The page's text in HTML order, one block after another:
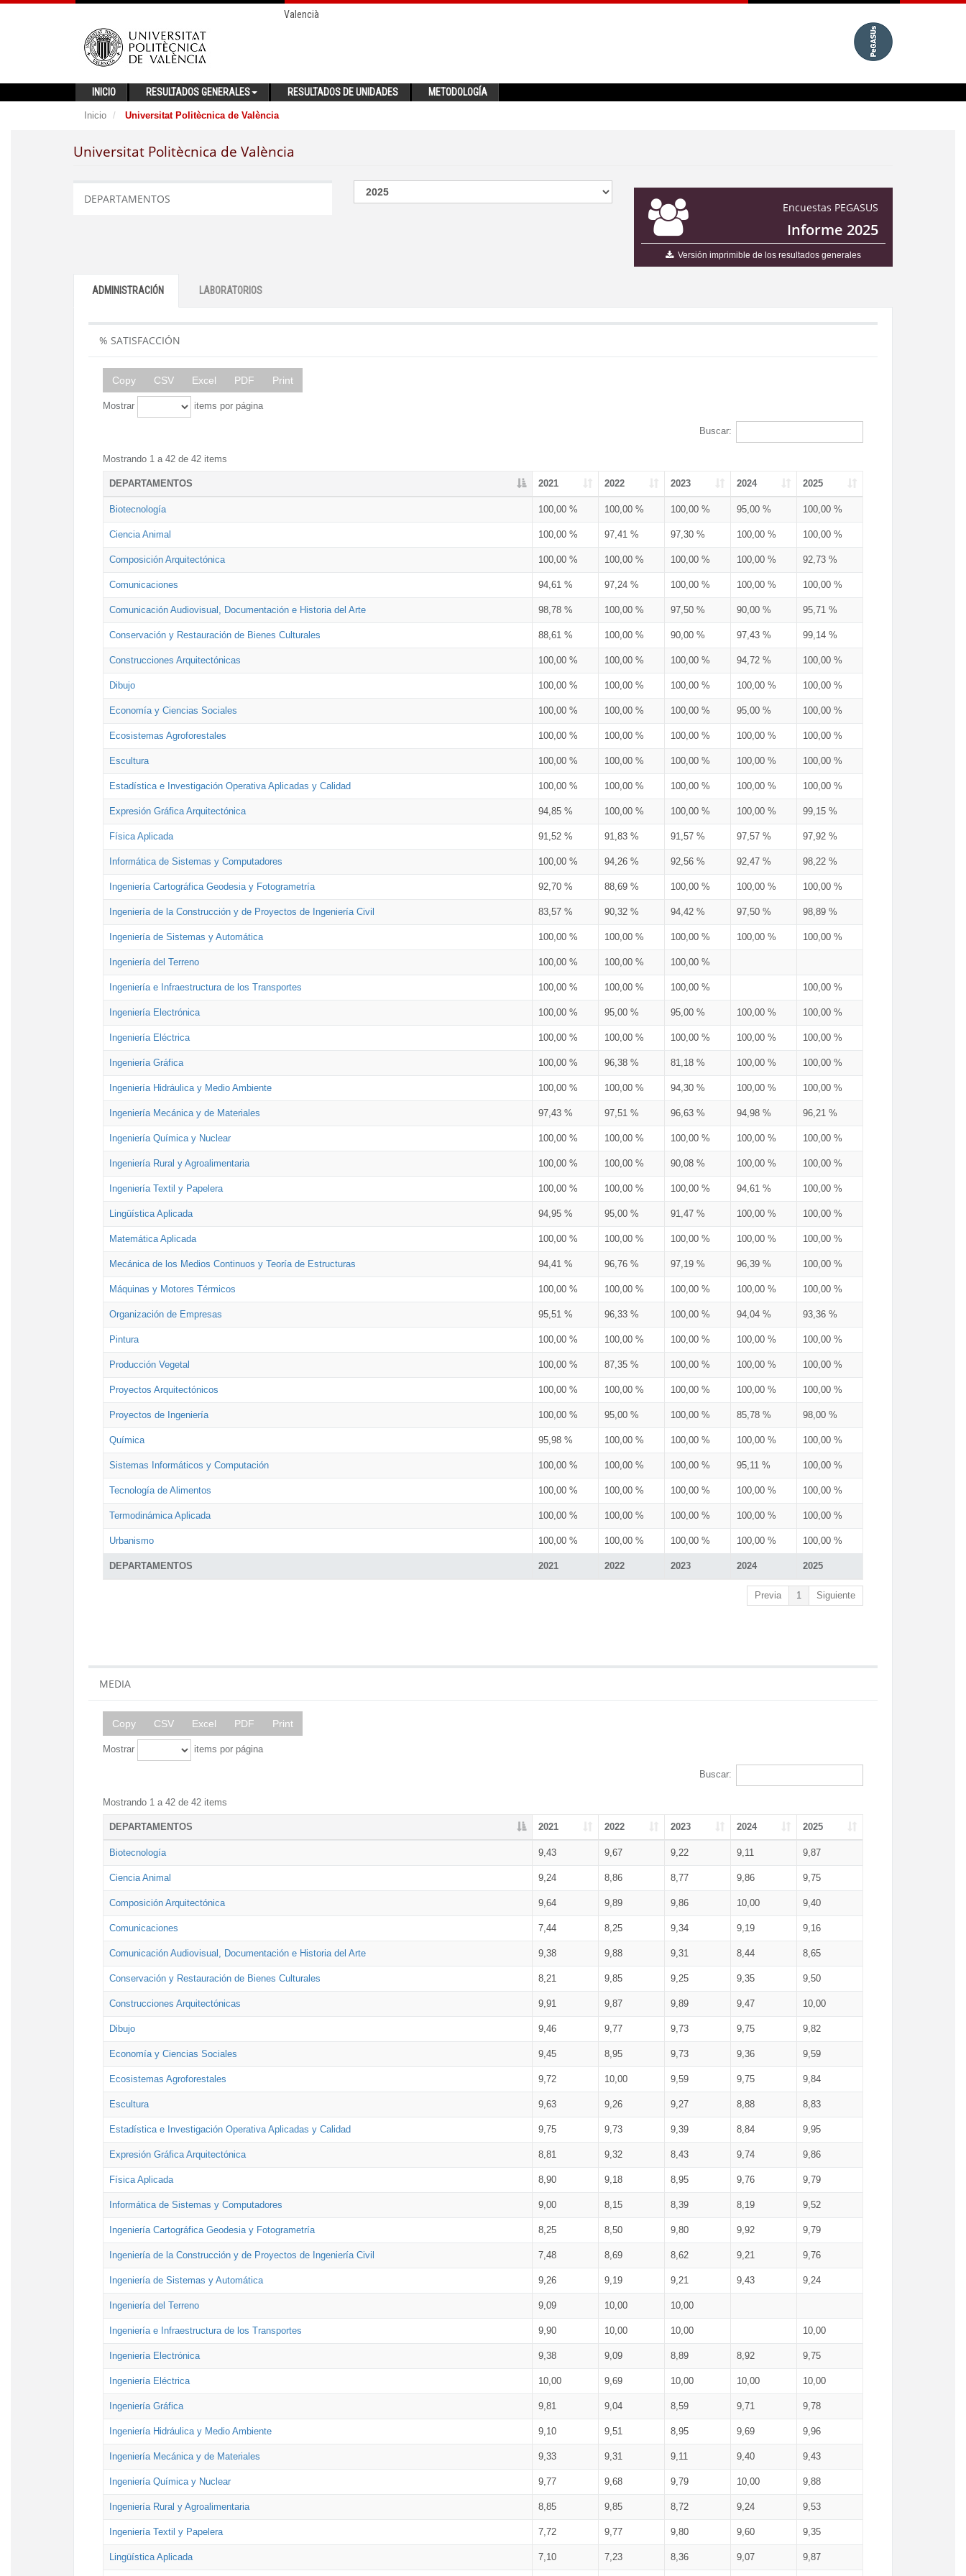
Valencià
INICIO RESULTADOS GENERALES RESULTADOS DE UNIDADES METODOLOGÍA
Inicio Universitat Politècnica de València
Universitat Politècnica de València
Encuestas PEGASUS
Informe 2025
Versión imprimible de los resultados generales
DEPARTAMENTOS
ADMINISTRACIÓN LABORATORIOS
% SATISFACCIÓN
Copy CSV Excel PDF Print
Mostrar items por página
Buscar:
Mostrando 1 a 42 de 42 items
DEPARTAMENTOS 2021 2022 2023 2024 2025
DEPARTAMENTOS 2021 2022 2023 2024 2025
Biotecnología 100,00 % 100,00 % 100,00 % 95,00 % 100,00 %
Ciencia Animal 100,00 % 97,41 % 97,30 % 100,00 % 100,00 %
Composición Arquitectónica 100,00 % 100,00 % 100,00 % 100,00 % 92,73 %
Comunicaciones 94,61 % 97,24 % 100,00 % 100,00 % 100,00 %
Comunicación Audiovisual, Documentación e Historia del Arte 98,78 % 100,00 % 97,50 % 90,00 % 95,71 %
Conservación y Restauración de Bienes Culturales 88,61 % 100,00 % 90,00 % 97,43 % 99,14 %
Construcciones Arquitectónicas 100,00 % 100,00 % 100,00 % 94,72 % 100,00 %
Dibujo 100,00 % 100,00 % 100,00 % 100,00 % 100,00 %
Economía y Ciencias Sociales 100,00 % 100,00 % 100,00 % 95,00 % 100,00 %
Ecosistemas Agroforestales 100,00 % 100,00 % 100,00 % 100,00 % 100,00 %
Escultura 100,00 % 100,00 % 100,00 % 100,00 % 100,00 %
Estadística e Investigación Operativa Aplicadas y Calidad 100,00 % 100,00 % 100,00 % 100,00 % 100,00 %
Expresión Gráfica Arquitectónica 94,85 % 100,00 % 100,00 % 100,00 % 99,15 %
Física Aplicada 91,52 % 91,83 % 91,57 % 97,57 % 97,92 %
Informática de Sistemas y Computadores 100,00 % 94,26 % 92,56 % 92,47 % 98,22 %
Ingeniería Cartográfica Geodesia y Fotogrametría 92,70 % 88,69 % 100,00 % 100,00 % 100,00 %
Ingeniería de la Construcción y de Proyectos de Ingeniería Civil 83,57 % 90,32 % 94,42 % 97,50 % 98,89 %
Ingeniería de Sistemas y Automática 100,00 % 100,00 % 100,00 % 100,00 % 100,00 %
Ingeniería del Terreno 100,00 % 100,00 % 100,00 %
Ingeniería e Infraestructura de los Transportes 100,00 % 100,00 % 100,00 % 100,00 %
Ingeniería Electrónica 100,00 % 95,00 % 95,00 % 100,00 % 100,00 %
Ingeniería Eléctrica 100,00 % 100,00 % 100,00 % 100,00 % 100,00 %
Ingeniería Gráfica 100,00 % 96,38 % 81,18 % 100,00 % 100,00 %
Ingeniería Hidráulica y Medio Ambiente 100,00 % 100,00 % 94,30 % 100,00 % 100,00 %
Ingeniería Mecánica y de Materiales 97,43 % 97,51 % 96,63 % 94,98 % 96,21 %
Ingeniería Química y Nuclear 100,00 % 100,00 % 100,00 % 100,00 % 100,00 %
Ingeniería Rural y Agroalimentaria 100,00 % 100,00 % 90,08 % 100,00 % 100,00 %
Ingeniería Textil y Papelera 100,00 % 100,00 % 100,00 % 94,61 % 100,00 %
Lingüística Aplicada 94,95 % 95,00 % 91,47 % 100,00 % 100,00 %
Matemática Aplicada 100,00 % 100,00 % 100,00 % 100,00 % 100,00 %
Mecánica de los Medios Continuos y Teoría de Estructuras 94,41 % 96,76 % 97,19 % 96,39 % 100,00 %
Máquinas y Motores Térmicos 100,00 % 100,00 % 100,00 % 100,00 % 100,00 %
Organización de Empresas 95,51 % 96,33 % 100,00 % 94,04 % 93,36 %
Pintura 100,00 % 100,00 % 100,00 % 100,00 % 100,00 %
Producción Vegetal 100,00 % 87,35 % 100,00 % 100,00 % 100,00 %
Proyectos Arquitectónicos 100,00 % 100,00 % 100,00 % 100,00 % 100,00 %
Proyectos de Ingeniería 100,00 % 95,00 % 100,00 % 85,78 % 98,00 %
Química 95,98 % 100,00 % 100,00 % 100,00 % 100,00 %
Sistemas Informáticos y Computación 100,00 % 100,00 % 100,00 % 95,11 % 100,00 %
Tecnología de Alimentos 100,00 % 100,00 % 100,00 % 100,00 % 100,00 %
Termodinámica Aplicada 100,00 % 100,00 % 100,00 % 100,00 % 100,00 %
Urbanismo 100,00 % 100,00 % 100,00 % 100,00 % 100,00 %
Previa 1 Siguiente
MEDIA
Copy CSV Excel PDF Print
Mostrar items por página
Buscar:
Mostrando 1 a 42 de 42 items
DEPARTAMENTOS 2021 2022 2023 2024 2025
Biotecnología 9,43 9,67 9,22 9,11 9,87
Ciencia Animal 9,24 8,86 8,77 9,86 9,75
Composición Arquitectónica 9,64 9,89 9,86 10,00 9,40
Comunicaciones 7,44 8,25 9,34 9,19 9,16
Comunicación Audiovisual, Documentación e Historia del Arte 9,38 9,88 9,31 8,44 8,65
Conservación y Restauración de Bienes Culturales 8,21 9,85 9,25 9,35 9,50
Construcciones Arquitectónicas 9,91 9,87 9,89 9,47 10,00
Dibujo 9,46 9,77 9,73 9,75 9,82
Economía y Ciencias Sociales 9,45 8,95 9,73 9,36 9,59
Ecosistemas Agroforestales 9,72 10,00 9,59 9,75 9,84
Escultura 9,63 9,26 9,27 8,88 8,83
Estadística e Investigación Operativa Aplicadas y Calidad 9,75 9,73 9,39 8,84 9,95
Expresión Gráfica Arquitectónica 8,81 9,32 8,43 9,74 9,86
Física Aplicada 8,90 9,18 8,95 9,76 9,79
Informática de Sistemas y Computadores 9,00 8,15 8,39 8,19 9,52
Ingeniería Cartográfica Geodesia y Fotogrametría 8,25 8,50 9,80 9,92 9,79
Ingeniería de la Construcción y de Proyectos de Ingeniería Civil 7,48 8,69 8,62 9,21 9,76
Ingeniería de Sistemas y Automática 9,26 9,19 9,21 9,43 9,24
Ingeniería del Terreno 9,09 10,00 10,00
Ingeniería e Infraestructura de los Transportes 9,90 10,00 10,00 10,00
Ingeniería Electrónica 9,38 9,09 8,89 8,92 9,75
Ingeniería Eléctrica 10,00 9,69 10,00 10,00 10,00
Ingeniería Gráfica 9,81 9,04 8,59 9,71 9,78
Ingeniería Hidráulica y Medio Ambiente 9,10 9,51 8,95 9,69 9,96
Ingeniería Mecánica y de Materiales 9,33 9,31 9,11 9,40 9,43
Ingeniería Química y Nuclear 9,77 9,68 9,79 10,00 9,88
Ingeniería Rural y Agroalimentaria 8,85 9,85 8,72 9,24 9,53
Ingeniería Textil y Papelera 7,72 9,77 9,80 9,60 9,35
Lingüística Aplicada 7,10 7,23 8,36 9,07 9,87